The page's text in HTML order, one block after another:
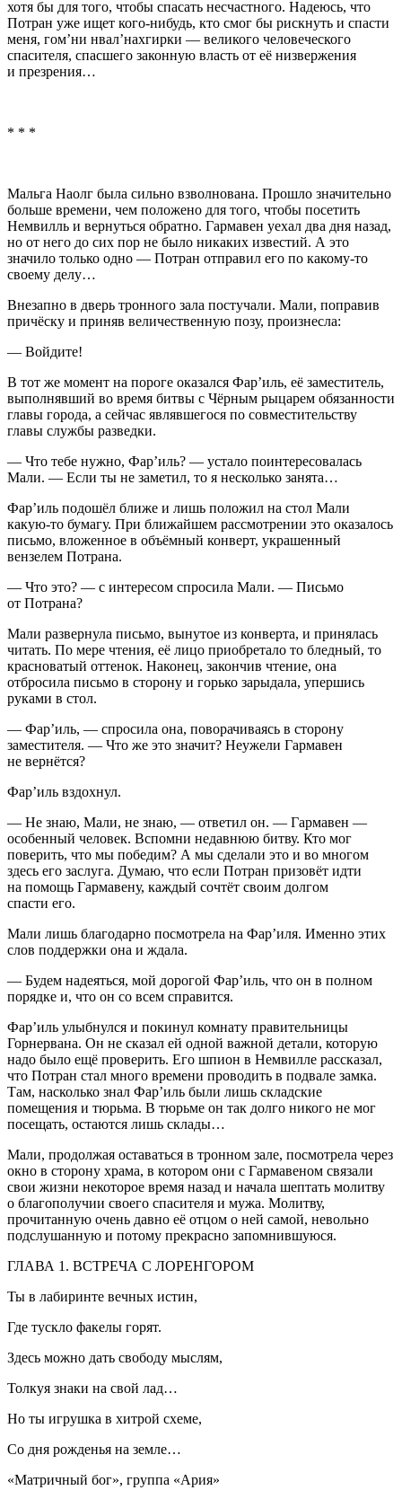
хотя бы для того, чтобы спасать несчастного. Надеюсь, что
Потран уже ищет кого-нибудь, кто смог бы рискнуть и спасти
меня, гом’ни нвал’нахгирки — великого человеческого
спасителя, спасшего законную власть от её низвержения
и презрения…
* * *
Мальга Наолг была сильно взволнована. Прошло значительно
больше времени, чем положено для того, чтобы посетить
Немвилль и вернуться обратно. Гармавен уехал два дня назад,
но от него до сих пор не было никаких известий. А это
значило только одно — Потран отправил его по какому-то
своему делу…
Внезапно в дверь тронного зала постучали. Мали, поправив
причёску и приняв величественную позу, произнесла:
— Войдите!
В тот же момент на пороге оказался Фар’иль, её заместитель,
выполнявший во время битвы с Чёрным рыцарем обязанности
главы города, а сейчас являвшегося по совместительству
главы службы разведки.
— Что тебе нужно, Фар’иль? — устало поинтересовалась
Мали. — Если ты не заметил, то я несколько занята…
Фар’иль подошёл ближе и лишь положил на стол Мали
какую-то бумагу. При ближайшем рассмотрении это оказалось
письмо, вложенное в объёмный конверт, украшенный
вензелем Потрана.
— Что это? — с интересом спросила Мали. — Письмо
от Потрана?
Мали развернула письмо, вынутое из конверта, и принялась
читать. По мере чтения, её лицо приобретало то бледный, то
красноватый оттенок. Наконец, закончив чтение, она
отбросила письмо в сторону и горько зарыдала, упершись
руками в стол.
— Фар’иль, — спросила она, поворачиваясь в сторону
заместителя. — Что же это значит? Неужели Гармавен
не вернётся?
Фар’иль вздохнул.
— Не знаю, Мали, не знаю, — ответил он. — Гармавен —
особенный человек. Вспомни недавнюю битву. Кто мог
поверить, что мы победим? А мы сделали это и во многом
здесь его заслуга. Думаю, что если Потран призовёт идти
на помощь Гармавену, каждый сочтёт своим долгом
спасти его.
Мали лишь благодарно посмотрела на Фар’иля. Именно этих
слов поддержки она и ждала.
— Будем надеяться, мой дорогой Фар’иль, что он в полном
порядке и, что он со всем справится.
Фар’иль улыбнулся и покинул комнату правительницы
Горнервана. Он не сказал ей одной важной детали, которую
надо было ещё проверить. Его шпион в Немвилле рассказал,
что Потран стал много времени проводить в подвале замка.
Там, насколько знал Фар’иль были лишь складские
помещения и тюрьма. В тюрьме он так долго никого не мог
посещать, остаются лишь склады…
Мали, продолжая оставаться в тронном зале, посмотрела через
окно в сторону храма, в котором они с Гармавеном связали
свои жизни некоторое время назад и начала шептать молитву
о благополучии своего спасителя и мужа. Молитву,
прочитанную очень давно её отцом о ней самой, невольно
подслушанную и потому прекрасно запомнившуюся.
ГЛАВА 1. ВСТРЕЧА С ЛОРЕНГОРОМ
Ты в лабиринте вечных истин,
Где тускло факелы горят.
Здесь можно дать свободу мыслям,
Толкуя знаки на свой лад…
Но ты игрушка в хитрой схеме,
Со дня рожденья на земле…
«Матричный бог», группа «Ария»